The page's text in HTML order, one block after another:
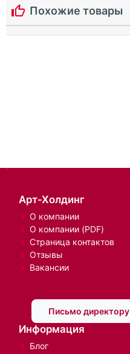
Похожие товары
Арт-Холдинг
О компании
О компании (PDF)
Страница контактов
Отзывы
Вакансии
Письмо директору
Информация
Блог